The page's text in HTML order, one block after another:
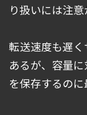
り扱いには注意
転送速度も遅
あるが、容量
を保存するのに